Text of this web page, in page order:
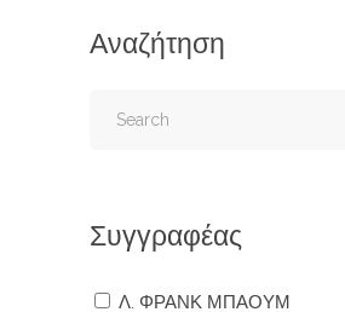
Αναζήτηση
Συγγραφέας
Λ. ΦΡΑΝΚ ΜΠΆΟΥΜ